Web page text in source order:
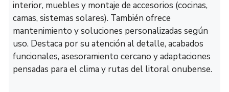
interior, muebles y montaje de accesorios (cocinas,
camas, sistemas solares). También ofrece
mantenimiento y soluciones personalizadas según
uso. Destaca por su atención al detalle, acabados
funcionales, asesoramiento cercano y adaptaciones
pensadas para el clima y rutas del litoral onubense.